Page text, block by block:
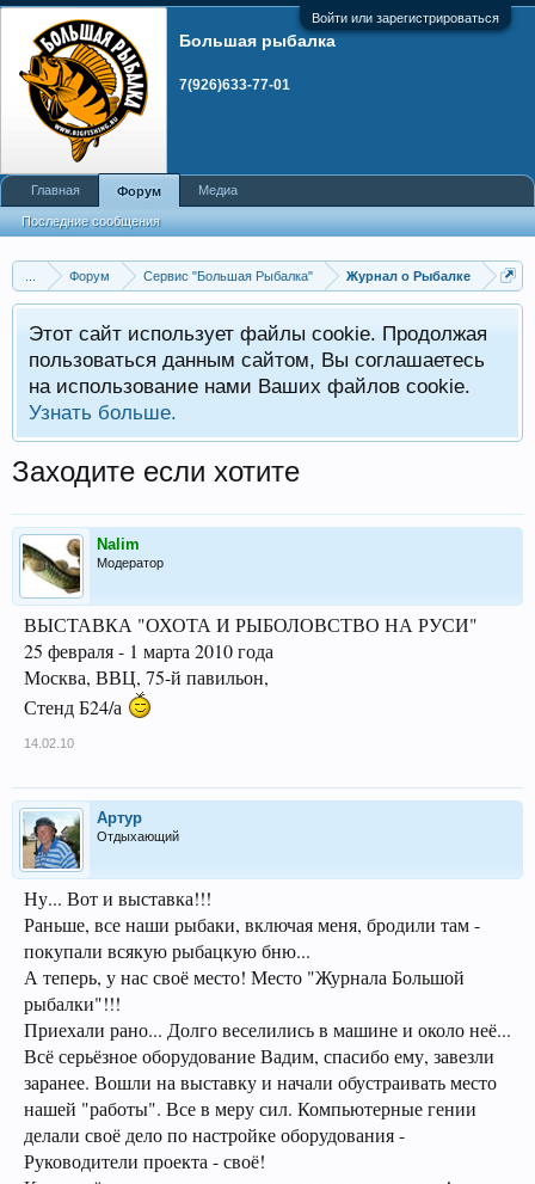
Войти или зарегистрироваться
Форум Сервис "Большая Рыбалка" Журнал о Рыбалке
Этот сайт использует файлы cookie. Продолжая
пользоваться данным сайтом, Вы соглашаетесь
на использование нами Ваших файлов cookie.
Узнать больше.
Заходите если хотите
Nalim
Модератор
ВЫСТАВКА "ОХОТА И РЫБОЛОВСТВО НА РУСИ"
25 февраля - 1 марта 2010 года
Москва, ВВЦ, 75-й павильон,
Стенд Б24/а
14.02.10
Артур
Отдыхающий
Ну... Вот и выставка!!!
Раньше, все наши рыбаки, включая меня, бродили там -
покупали всякую рыбацкую бню...
А теперь, у нас своё место! Место "Журнала Большой
рыбалки"!!!
Приехали рано... Долго веселились в машине и около неё...
Всё серьёзное оборудование Вадим, спасибо ему, завезли
заранее. Вошли на выставку и начали обустраивать место
нашей "работы". Все в меру сил. Компьютерные гении
делали своё дело по настройке оборудования -
Руководители проекта - своё!
Большая рыбалка
7(926)633-77-01
Главная Форум
Последние сообщения
Медиа